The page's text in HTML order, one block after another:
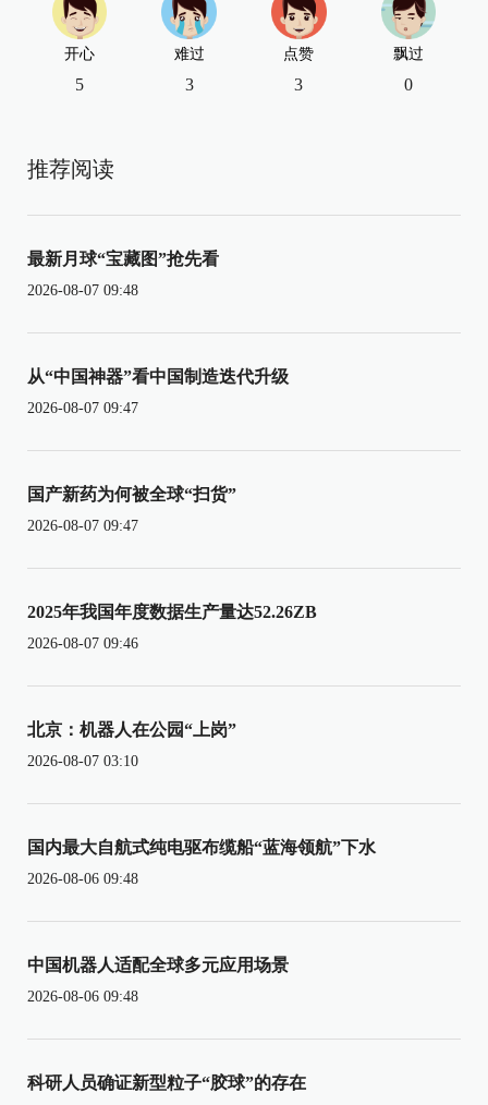
开心
5
难过
3
点赞
3
飘过
0
推荐阅读
最新月球“宝藏图”抢先看
2026-08-07 09:48
从“中国神器”看中国制造迭代升级
2026-08-07 09:47
国产新药为何被全球“扫货”
2026-08-07 09:47
2025年我国年度数据生产量达52.26ZB
2026-08-07 09:46
北京：机器人在公园“上岗”
2026-08-07 03:10
国内最大自航式纯电驱布缆船“蓝海领航”下水
2026-08-06 09:48
中国机器人适配全球多元应用场景
2026-08-06 09:48
科研人员确证新型粒子“胶球”的存在